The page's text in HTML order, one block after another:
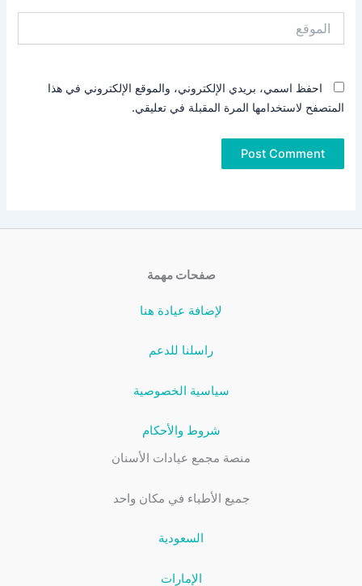
احفظ اسمي، بريدي الإلكتروني، والموقع الإلكتروني في هذا
المتصفح لاستخدامها المرة المقبلة في تعليقي.
صفحات مهمة
لإضافة عيادة هنا
راسلنا للدعم
سياسية الخصوصية
شروط والأحكام
منصة مجمع عيادات الأسنان
جميع الأطباء في مكان واحد
السعودية
الإمارات